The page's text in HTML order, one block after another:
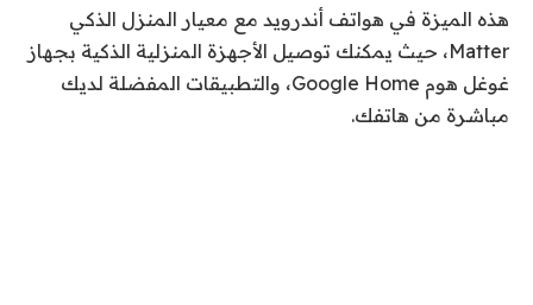
هذه الميزة في هواتف أندرويد مع معيار المنزل الذكي
Matter، حيث يمكنك توصيل الأجهزة المنزلية الذكية بجهاز
غوغل هوم Google Home، والتطبيقات المفضلة لديك
مباشرة من هاتفك.